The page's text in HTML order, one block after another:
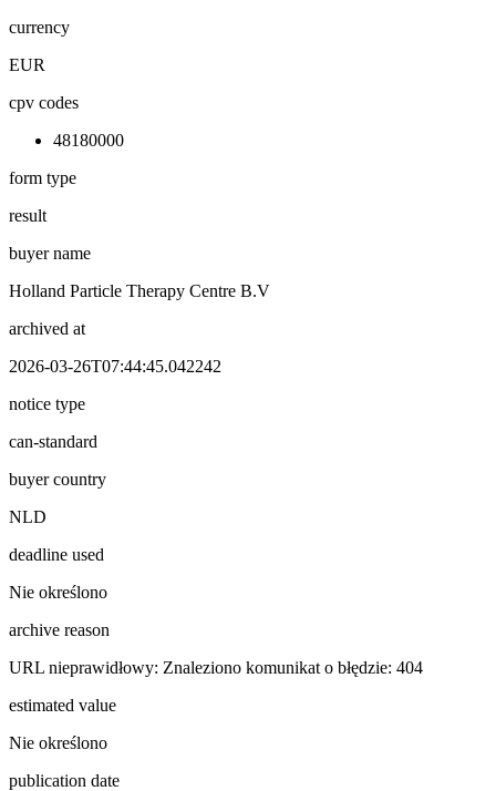
currency
EUR
cpv codes
48180000
form type
result
buyer name
Holland Particle Therapy Centre B.V
archived at
2026-03-26T07:44:45.042242
notice type
can-standard
buyer country
NLD
deadline used
Nie określono
archive reason
URL nieprawidłowy: Znaleziono komunikat o błędzie: 404
estimated value
Nie określono
publication date